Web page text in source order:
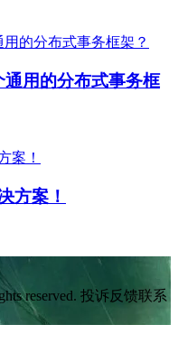
用的分布式事务框
方案！
reserved. 投诉反馈联系